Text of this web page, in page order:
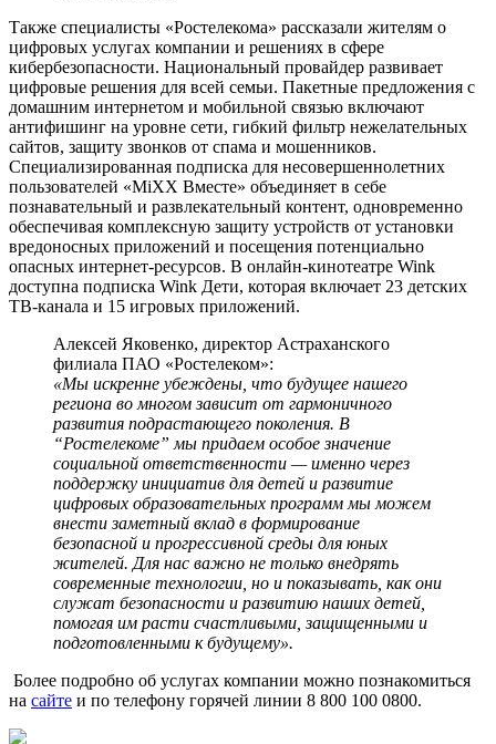
Также специалисты «Ростелекома» рассказали жителям о
цифровых услугах компании и решениях в сфере
кибербезопасности. Национальный провайдер развивает
цифровые решения для всей семьи. Пакетные предложения с
домашним интернетом и мобильной связью включают
антифишинг на уровне сети, гибкий фильтр нежелательных
сайтов, защиту звонков от спама и мошенников.
Специализированная подписка для несовершеннолетних
пользователей «MiXX Вместе» объединяет в себе
познавательный и развлекательный контент, одновременно
обеспечивая комплексную защиту устройств от установки
вредоносных приложений и посещения потенциально
опасных интернет-ресурсов. В онлайн-кинотеатре Wink
доступна подписка Wink Дети, которая включает 23 детских
ТВ-канала и 15 игровых приложений.
Алексей Яковенко, директор Астраханского
филиала ПАО «Ростелеком»:
«Мы искренне убеждены, что будущее нашего
региона во многом зависит от гармоничного
развития подрастающего поколения. В
“Ростелекоме” мы придаем особое значение
социальной ответственности — именно через
поддержку инициатив для детей и развитие
цифровых образовательных программ мы можем
внести заметный вклад в формирование
безопасной и прогрессивной среды для юных
жителей. Для нас важно не только внедрять
современные технологии, но и показывать, как они
служат безопасности и развитию наших детей,
помогая им расти счастливыми, защищенными и
подготовленными к будущему».
Более подробно об услугах компании можно познакомиться
на сайте и по телефону горячей линии 8 800 100 0800.